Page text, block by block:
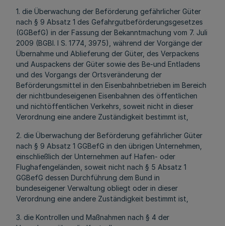
1. die Überwachung der Beförderung gefährlicher Güter
nach § 9 Absatz 1 des Gefahrgutbeförderungsgesetzes
(GGBefG) in der Fassung der Bekanntmachung vom 7. Juli
2009 (BGBl. I S. 1774, 3975), während der Vorgänge der
Übernahme und Ablieferung der Güter, des Verpackens
und Auspackens der Güter sowie des Be-und Entladens
und des Vorgangs der Ortsveränderung der
Beförderungsmittel in den Eisenbahnbetrieben im Bereich
der nichtbundeseigenen Eisenbahnen des öffentlichen
und nichtöffentlichen Verkehrs, soweit nicht in dieser
Verordnung eine andere Zuständigkeit bestimmt ist,
2. die Überwachung der Beförderung gefährlicher Güter
nach § 9 Absatz 1 GGBefG in den übrigen Unternehmen,
einschließlich der Unternehmen auf Hafen- oder
Flughafengeländen, soweit nicht nach § 5 Absatz 1
GGBefG dessen Durchführung dem Bund in
bundeseigener Verwaltung obliegt oder in dieser
Verordnung eine andere Zuständigkeit bestimmt ist,
3. die Kontrollen und Maßnahmen nach § 4 der